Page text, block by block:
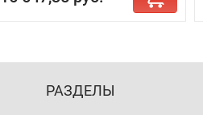
РАЗДЕЛЫ